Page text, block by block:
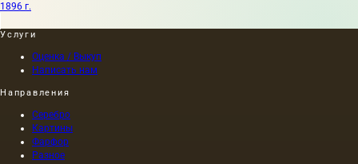
1896 г.
Услуги
Оценка / Выкуп
Написать нам
Направления
Серебро
Картины
Фарфор
Разное